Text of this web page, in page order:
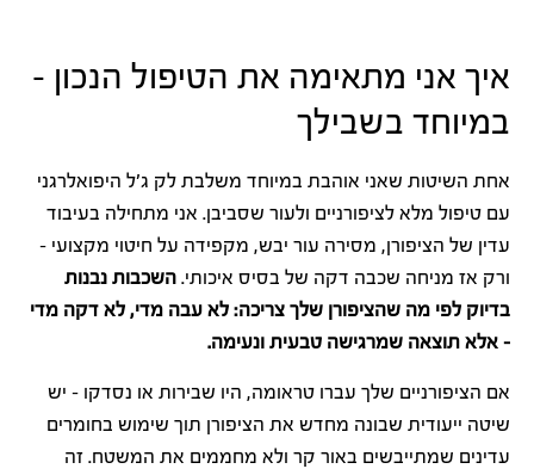
איך אני מתאימה את הטיפול הנכון –
במיוחד בשבילך
אחת השיטות שאני אוהבת במיוחד משלבת לק ג'ל היפואלרגני
עם טיפול מלא לציפורניים ולעור שסביבן. אני מתחילה בעיבוד
עדין של הציפורן, מסירה עור יבש, מקפידה על חיטוי מקצועי –
ורק אז מניחה שכבה דקה של בסיס איכותי. השכבות נבנות
בדיוק לפי מה שהציפורן שלך צריכה: לא עבה מדי, לא דקה מדי
– אלא תוצאה שמרגישה טבעית ונעימה.
אם הציפורניים שלך עברו טראומה, היו שבירות או נסדקו – יש
שיטה ייעודית שבונה מחדש את הציפורן תוך שימוש בחומרים
עדינים שמתייבשים באור קר ולא מחממים את המשטח. זה